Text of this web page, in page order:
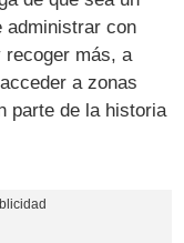
administrar con
recoger más, a
a zonas
parte de la historia